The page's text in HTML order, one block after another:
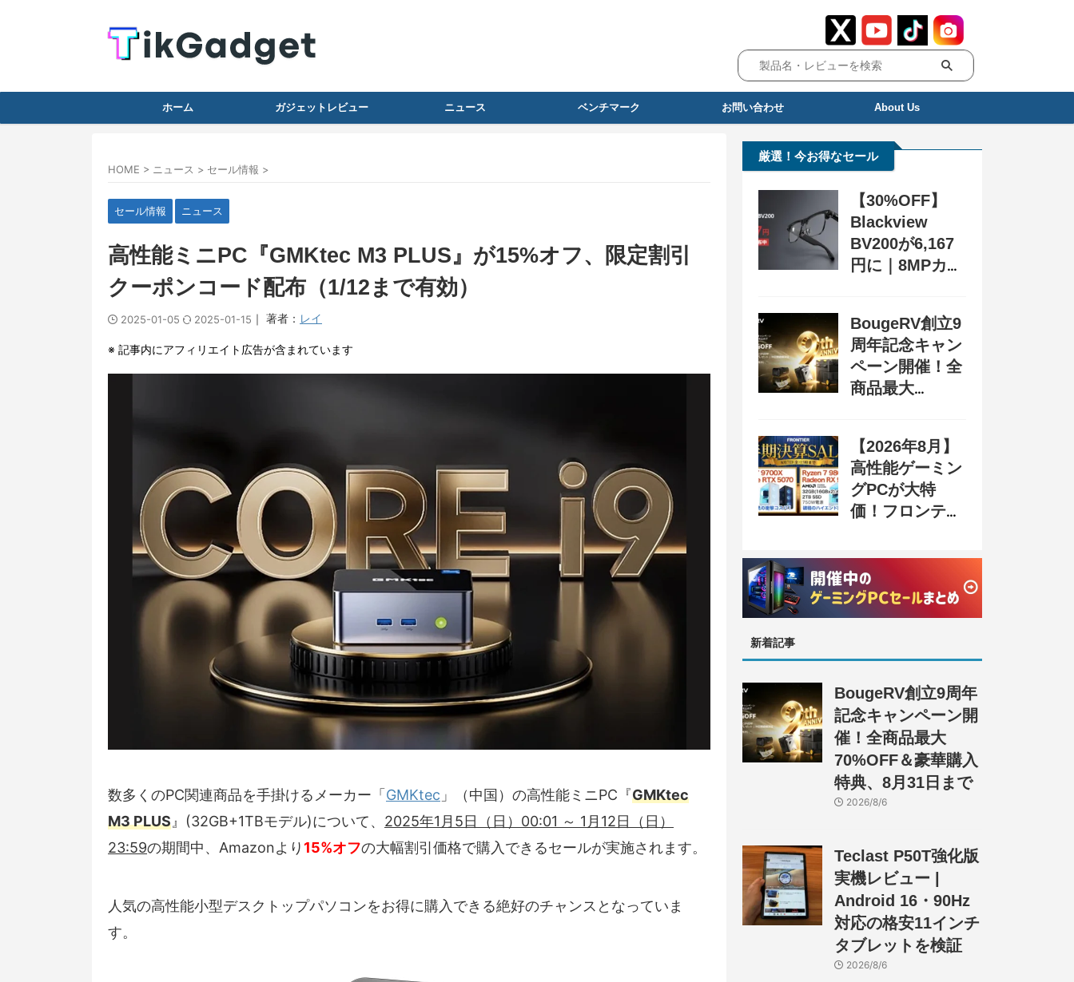
ホーム ガジェットレビュー ニュース ベンチマーク お問い合わせ About Us
HOME > ニュース > セール情報 >
セール情報 ニュース
高性能ミニPC『GMKtec M3 PLUS』が15%オフ、限定割引
クーポンコード配布（1/12まで有効）
2025-01-05 2025-01-15 ｜ 著者： レイ
※ 記事内にアフィリエイト広告が含まれています
数多くのPC関連商品を手掛けるメーカー「 GMKtec 」（中国）の高性能ミニPC『GMKtec
M3 PLUS』(32GB+1TBモデル)について、 2025年1月5日（日）00:01 ～ 1月12日（日）
23:59の期間中、Amazonより 15%オフの大幅割引価格で購入できるセールが実施されます。
人気の高性能小型デスクトップパソコンをお得に購入できる絶好のチャンスとなっていま
す。
厳選！今お得なセール
【30%OFF】
Blackview
BV200が6,167
円に｜8MPカメ
ン配布中
BougeRV創立9
周年記念キャン
ペーン開催！全
商品最大
31日まで
【2026年8月】
高性能ゲーミン
グPCが大特
価！フロンティ
SALE』開催、
セール情報まと
め
新着記事
BougeRV創立9周年
記念キャンペーン開
催！全商品最大
70%OFF＆豪華購入
特典、8月31日まで
2026/8/6
Teclast P50T強化版
実機レビュー |
Android 16・90Hz
対応の格安11インチ
タブレットを検証
2026/8/6